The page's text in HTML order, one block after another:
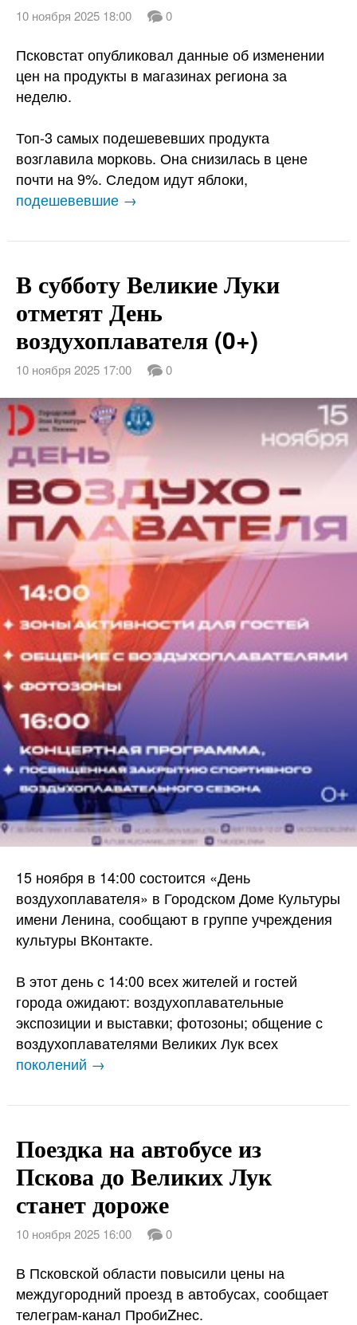
10 ноября 2025 18:00 0
Псковстат опубликовал данные об изменении
цен на продукты в магазинах региона за
неделю.
Топ-3 самых подешевевших продукта
возглавила морковь. Она снизилась в цене
почти на 9%. Следом идут яблоки,
подешевевшие →
В субботу Великие Луки
отметят День
воздухоплавателя (0+)
10 ноября 2025 17:00 0
15 ноября в 14:00 состоится «День
воздухоплавателя» в Городском Доме Культуры
имени Ленина, сообщают в группе учреждения
культуры ВКонтакте.
В этот день с 14:00 всех жителей и гостей
города ожидают: воздухоплавательные
экспозиции и выставки; фотозоны; общение с
воздухоплавателями Великих Лук всех
поколений →
Поездка на автобусе из
Пскова до Великих Лук
станет дороже
10 ноября 2025 16:00 0
В Псковской области повысили цены на
междугородний проезд в автобусах, сообщает
телеграм-канал ПробиZнес.